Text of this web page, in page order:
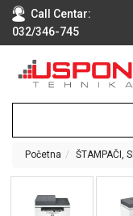
Call Centar:
032/346-745
RAČUNARI
TEHNIKA
OPREMA
Početna ŠTAMPAČI,